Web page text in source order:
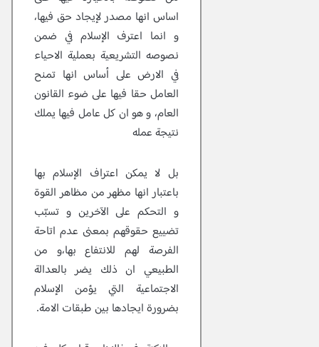
اساس انها مصدر لإيجاد حق فيها،
و انما اعترف الإسلام في ضمن
نصوصه التشريعية بعملية الاحياء
في الارض على أساس انها تمنح
العامل حقا فيها على ضوء القانون
العام، و هو ان كل عامل فيها يملك
نتيجة عمله
بل لا يمكن اعتراف الإسلام بها
باعتبار انها مظهر من مظاهر القوة
و التحكم على الآخرين و تسبّب
تضييع حقوقهم بمعنى عدم اتاحة
الفرصة لهم للانتفاع بها،و من
الطبيعي ان ذلك يضر بالعدالة
الاجتماعية التي يؤمن الإسلام
بضرورة ايجادها بين طبقات الامة.